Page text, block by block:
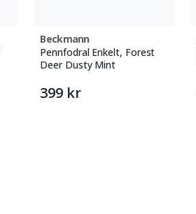
Beckmann
Pennfodral Enkelt, Forest
Deer Dusty Mint
399 kr